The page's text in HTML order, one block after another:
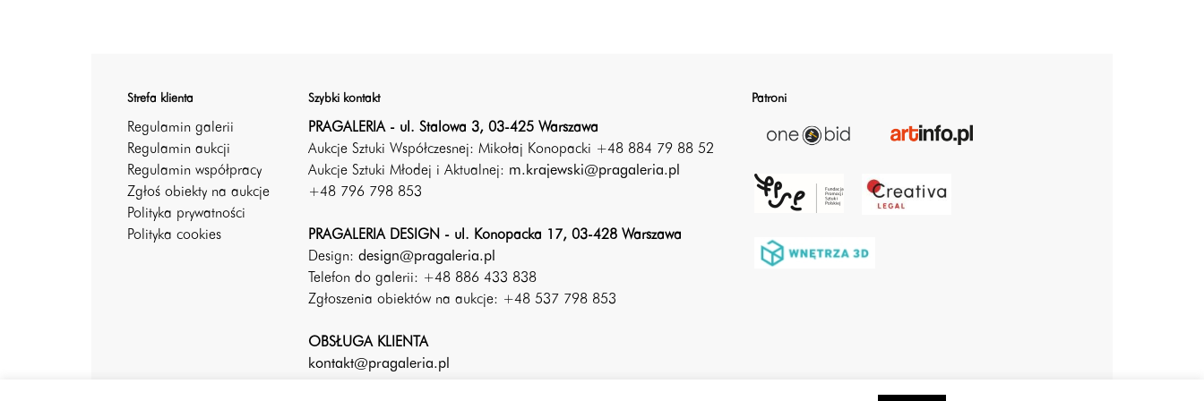
Strefa klienta
Regulamin galerii
Regulamin aukcji
Regulamin współpracy
Zgłoś obiekty na aukcje
Polityka prywatności
Polityka cookies
Szybki kontakt
PRAGALERIA - ul. Stalowa 3, 03-425 Warszawa
Aukcje Sztuki Współczesnej: Mikołaj Konopacki +48 884 79 88 52
Aukcje Sztuki Młodej i Aktualnej: m.krajewski@pragaleria.pl
+48 796 798 853
PRAGALERIA DESIGN - ul. Konopacka 17, 03-428 Warszawa
Design: design@pragaleria.pl
Telefon do galerii: +48 886 433 838
Zgłoszenia obiektów na aukcje: +48 537 798 853
OBSŁUGA KLIENTA
kontakt@pragaleria.pl
Patroni